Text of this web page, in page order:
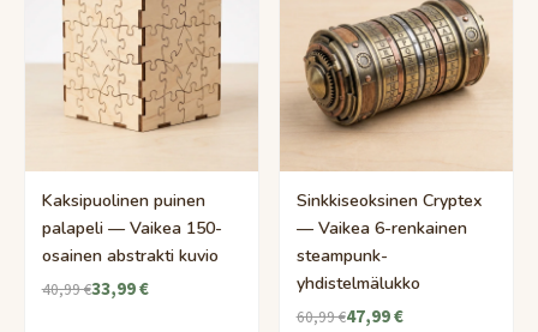
Kaksipuolinen puinen
palapeli — Vaikea 150-
osainen abstrakti kuvio
40,99 €33,99 €
Sinkkiseoksinen Cryptex
— Vaikea 6-renkainen
steampunk-
yhdistelmälukko
60,99 €47,99 €